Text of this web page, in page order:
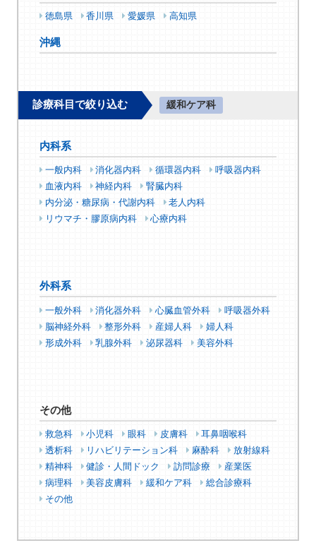
徳島県 香川県 愛媛県 高知県
沖縄
診療科目で絞り込む 緩和ケア科
内科系
一般内科 消化器内科 循環器内科
呼吸器内科
血液内科
神経内科
腎臓内科
内分泌・糖尿病・代謝内科
老人内科
リウマチ・膠原病内科
心療内科
外科系
一般外科 消化器外科 心臓血管外科
呼吸器外科
脳神経外科
整形外科 産婦人科
婦人科
形成外科
乳腺外科 泌尿器科 美容外科
その他
救急科 小児科 眼科 皮膚科
耳鼻咽喉科
透析科
リハビリテーション科 麻酔科
放射線科
精神科
健診・人間ドック 訪問診療
産業医
病理科
美容皮膚科 緩和ケア科
総合診療科
その他